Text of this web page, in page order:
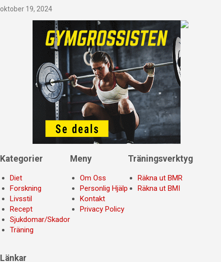
oktober 19, 2024
Kategorier
Diet
Forskning
Livsstil
Recept
Sjukdomar/Skador
Träning
Meny
Om Oss
Personlig Hjälp
Kontakt
Privacy Policy
Träningsverktyg
Räkna ut BMR
Räkna ut BMI
Länkar